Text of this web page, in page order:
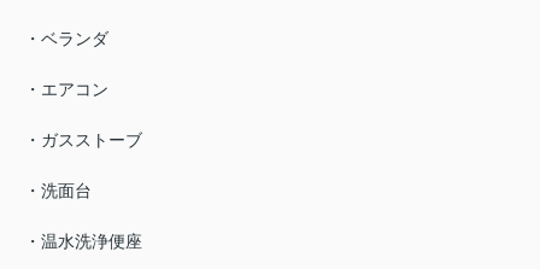
・ベランダ
・エアコン
・ガスストーブ
・洗面台
・温水洗浄便座